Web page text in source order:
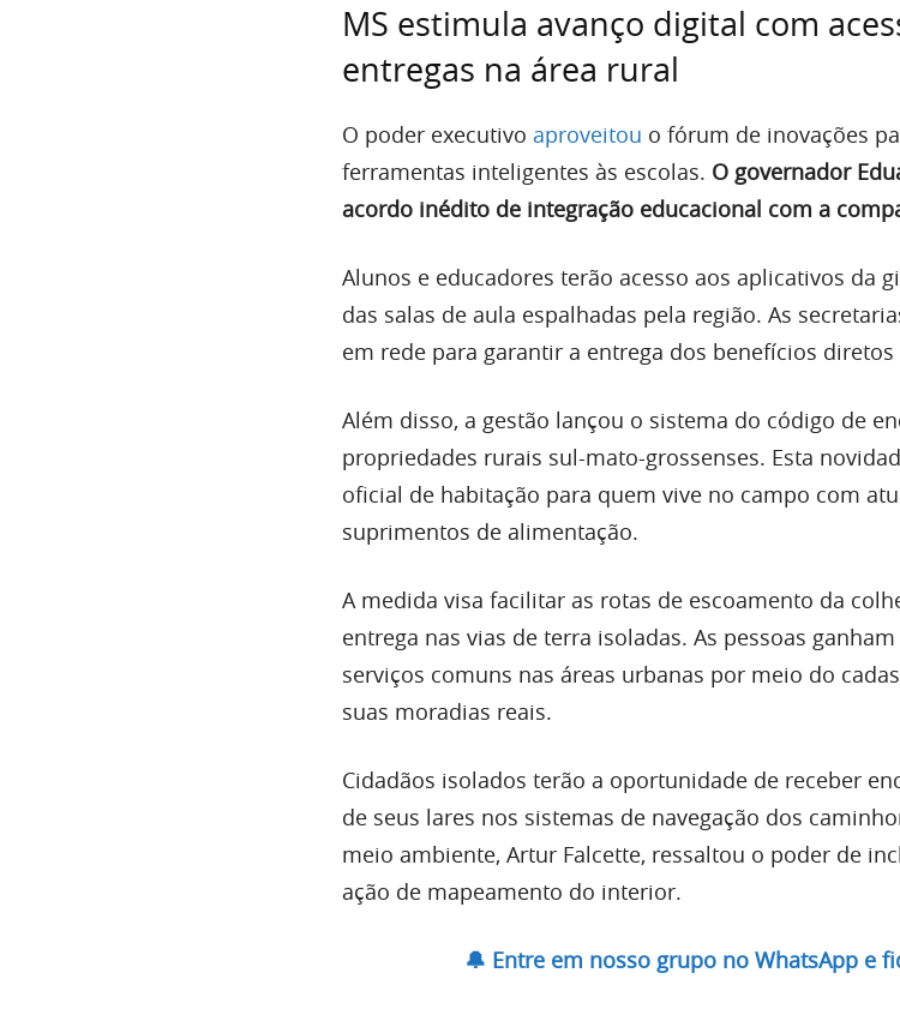
MS estimula avanço digital com
entregas na área rural
O poder executivo aproveitou o fórum de inovações
ferramentas inteligentes às escolas. O governador
acordo inédito de integração educacional com a
Alunos e educadores terão acesso aos aplicativos da
das salas de aula espalhadas pela região. As
em rede para garantir a entrega dos benefícios
Além disso, a gestão lançou o sistema do código de
propriedades rurais sul-mato-grossenses. Esta
oficial de habitação para quem vive no campo com
suprimentos de alimentação.
A medida visa facilitar as rotas de escoamento da
entrega nas vias de terra isoladas. As pessoas
serviços comuns nas áreas urbanas por meio do
suas moradias reais.
Cidadãos isolados terão a oportunidade de receber
de seus lares nos sistemas de navegação dos
meio ambiente, Artur Falcette, ressaltou o poder de
ação de mapeamento do interior.
🔔 Entre em nosso grupo no WhatsApp e